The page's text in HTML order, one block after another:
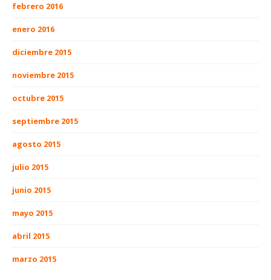
febrero 2016
enero 2016
diciembre 2015
noviembre 2015
octubre 2015
septiembre 2015
agosto 2015
julio 2015
junio 2015
mayo 2015
abril 2015
marzo 2015